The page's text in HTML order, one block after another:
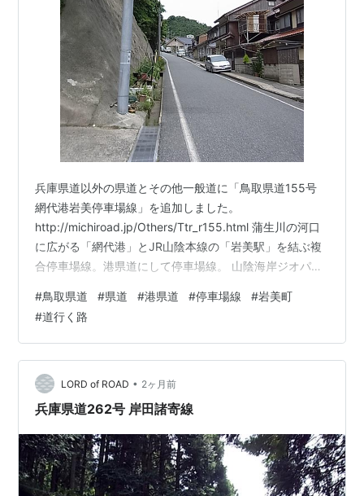
兵庫県道以外の県道とその他一般道に「鳥取県道155号
網代港岩美停車場線」を追加しました。
http://michiroad.jp/Others/Ttr_r155.html 蒲生川の河口
に広がる「網代港」とJR山陰本線の「岩美駅」を結ぶ複
合停車場線。港県道にして停車場線。 山陰海岸ジオパー
「浦富海岸」を走る県道だが、 特に海岸に沿ってくねく
ね走っているわけでもなくあまり海沿いは楽しめない。
沿線には網代港、鴨ヶ磯、城原海岸、小栗浜、浦富浜、
それらを含めた浦富海岸、浦富IC、岩美町役場、岩美駅
などがある。 飲食店は起点付近に1軒あるもののほとんど
は浦…
#鳥取県道 #県道 #港県道 #停車場線 #岩美町
#道行く路
LORD of ROAD • 2ヶ月前
兵庫県道262号 岸田諸寄線